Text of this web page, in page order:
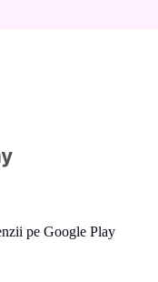
pe Google Play